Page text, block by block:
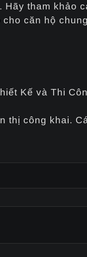
tham khảo
căn hộ
Kế và Thi
thị công khai.